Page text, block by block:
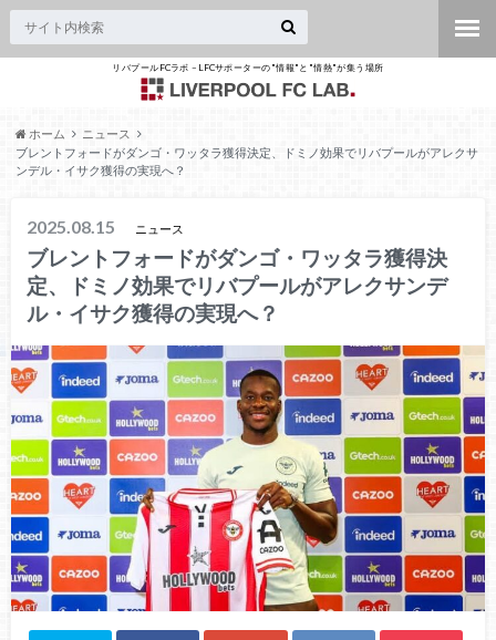
リバプールFCラボ – LFCサポーターの"情報"と"情熱"が集う場所
ホーム
ニュース
ブレントフォードがダンゴ・ワッタラ獲得決定、ドミノ効果でリバプールがアレクサ
ンデル・イサク獲得の実現へ？
2025.08.15 ニュース
ブレントフォードがダンゴ・ワッタラ獲得決
定、ドミノ効果でリバプールがアレクサンデ
ル・イサク獲得の実現へ？